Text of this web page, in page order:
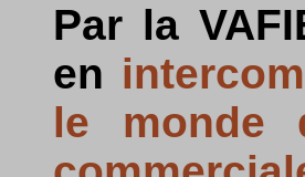
Par la
en
le monde